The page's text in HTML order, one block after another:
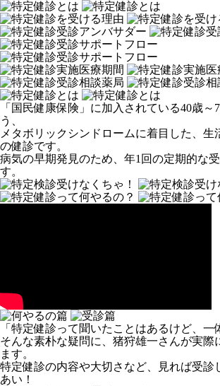
「国民健康保険」に加入されている40歳
う、
メタボリックシンドロームに着目した、生
の健診です。
病気の早期発見のため、年1回の定期的な
す。
「特定健診って聞いたことはあるけど、一
そんな素朴な疑問に、猪狩雄一さんが実際
ます。
特定健診の内容や大切さなど、見れば受診
あい！